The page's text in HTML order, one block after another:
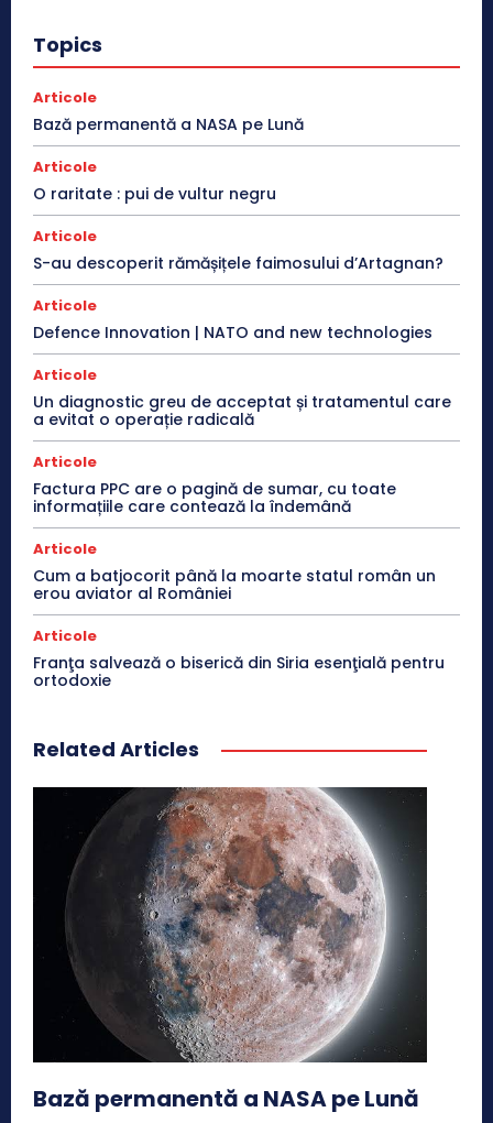
Topics
Articole
Bază permanentă a NASA pe Lună
Articole
O raritate : pui de vultur negru
Articole
S-au descoperit rămășițele faimosului d’Artagnan?
Articole
Defence Innovation | NATO and new technologies
Articole
Un diagnostic greu de acceptat și tratamentul care
a evitat o operație radicală
Articole
Factura PPC are o pagină de sumar, cu toate
informațiile care contează la îndemână
Articole
Cum a batjocorit până la moarte statul român un
erou aviator al României
Articole
Franţa salvează o biserică din Siria esenţială pentru
ortodoxie
Related Articles
Bază permanentă a NASA pe Lună